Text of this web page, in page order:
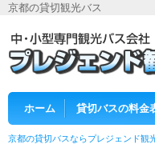
京都の貸切観光バス
ホーム 貸切バスの料金
京都の貸切バスならプレジェンド観